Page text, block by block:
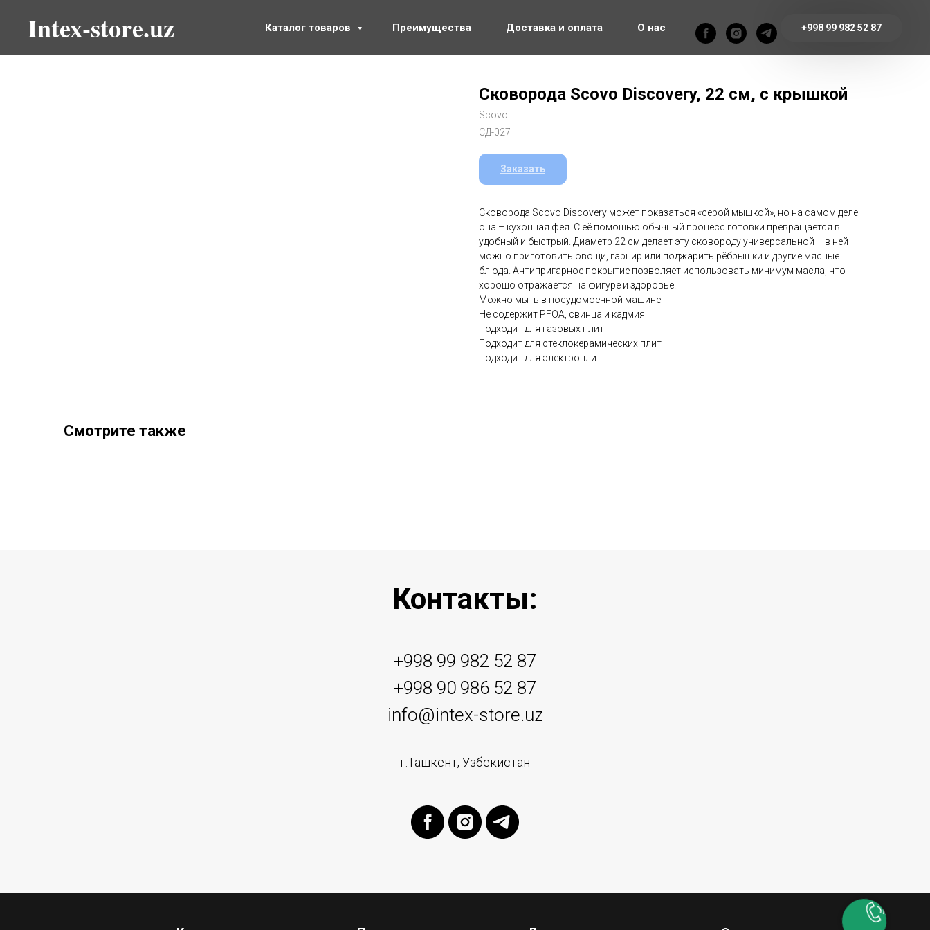
Intex-store.uz Каталог товаров Преимущества Доставка и оплата О нас +998 99 982 52 87
Сковорода Scovo Discovery, 22 см, с крышкой
Scovo
СД-027
Заказать
Сковорода Scovo Discovery может показаться «серой мышкой», но на самом деле
она – кухонная фея. С её помощью обычный процесс готовки превращается в
удобный и быстрый. Диаметр 22 см делает эту сковороду универсальной – в ней
можно приготовить овощи, гарнир или поджарить рёбрышки и другие мясные
блюда. Антипригарное покрытие позволяет использовать минимум масла, что
хорошо отражается на фигуре и здоровье.
Можно мыть в посудомоечной машине
Не содержит PFOA, свинца и кадмия
Подходит для газовых плит
Подходит для стеклокерамических плит
Подходит для электроплит
Смотрите также
Контакты:
+998 99 982 52 87
+998 90 986 52 87
info@intex-store.uz
г.Ташкент, Узбекистан